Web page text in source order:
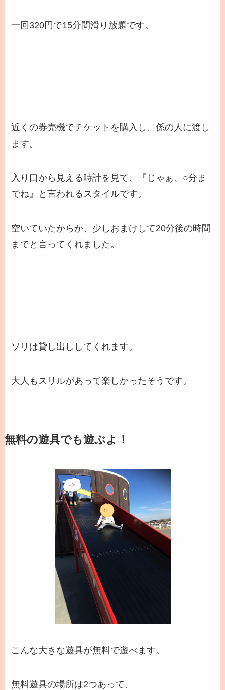
一回320円で15分間滑り放題です。
近くの券売機でチケットを購入し、係の人に渡し
ます。
入り口から見える時計を見て、『じゃぁ、○分ま
でね』と言われるスタイルです。
空いていたからか、少しおまけして20分後の時間
までと言ってくれました。
ソリは貸し出ししてくれます。
大人もスリルがあって楽しかったそうです。
無料の遊具でも遊ぶよ！
こんな大きな遊具が無料で遊べます。
無料遊具の場所は2つあって、